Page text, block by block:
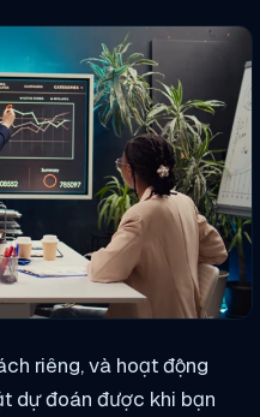
riêng, và hoạt động
dự đoán được khi bạn